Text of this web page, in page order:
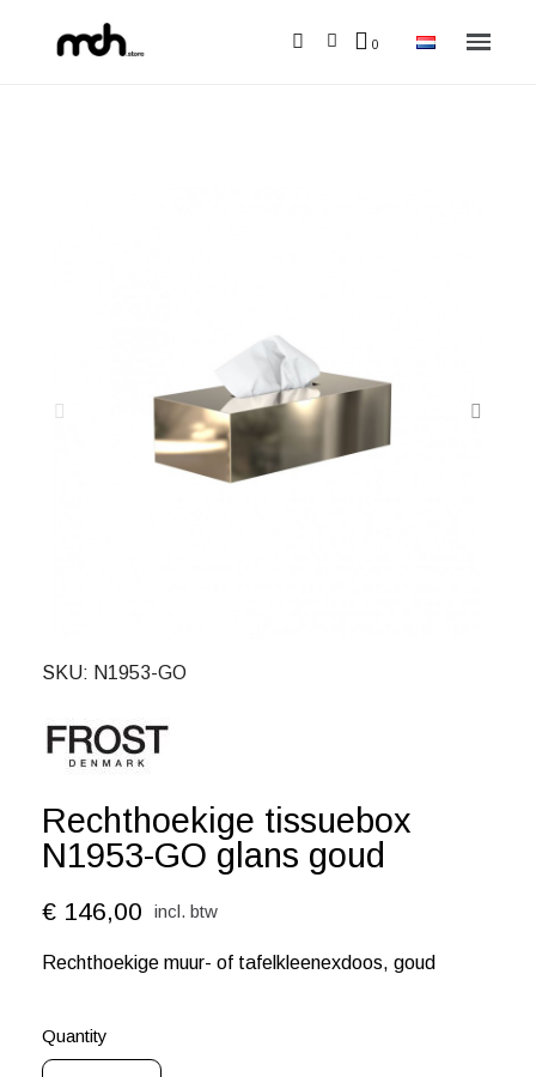
SKU N1953-GO
Rechthoekige tissuebox
N1953-GO glans goud
€ 146,00 incl. btw
Rechthoekige muur- of tafelkleenexdoos, goud
Quantity